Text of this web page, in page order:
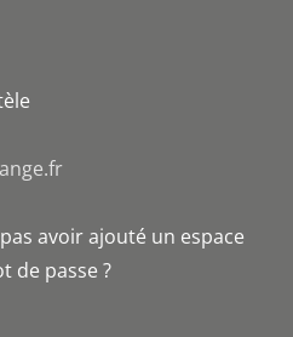
avoir ajouté un espace
de passe ?